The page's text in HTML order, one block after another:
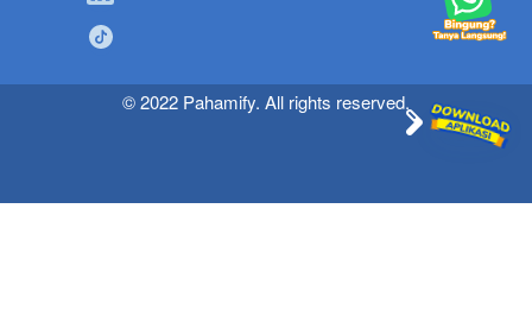
© 2022 Pahamify. All rights reserved.